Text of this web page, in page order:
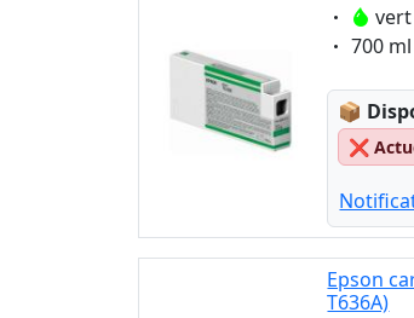
vert
700 ml
📦
❌
Epson
T636A)